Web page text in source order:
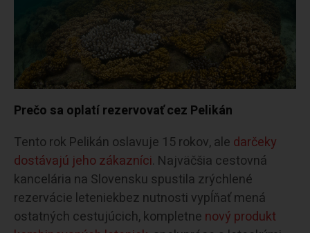
Prečo sa oplatí rezervovať cez Pelikán
Tento rok Pelikán oslavuje 15 rokov, ale darčeky
dostávajú jeho zákazníci. Najväčšia cestovná
kancelária na Slovensku spustila zrýchlené
rezervácie leteniekbez nutnosti vypĺňať mená
ostatných cestujúcich, kompletne nový produkt